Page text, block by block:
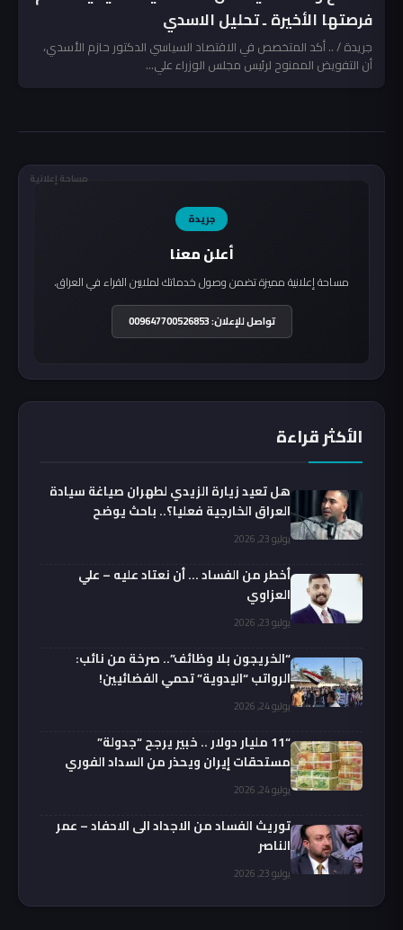
فرصتها الأخيرة ـ تحليل الاسدي
جريدة / .. أكد المتخصص في الاقتصاد السياسي الدكتور حازم الأسدي،
أن التفويض الممنوح لرئيس مجلس الوزراء علي...
مساحة إعلانية
جريدة
أعلن معنا
مساحة إعلانية مميزة تضمن وصول خدماتك لملايين القراء في العراق.
تواصل للإعلان: 009647700526853
الأكثر قراءة
هل تعيد زيارة الزيدي لطهران صياغة سيادة
العراق الخارجية فعليا؟.. باحث يوضح
يوليو 23, 2026
أخطر من الفساد … أن نعتاد عليه – علي
العزاوي
يوليو 23, 2026
“الخريجون بلا وظائف”.. صرخة من نائب:
الرواتب “اليدوية” تحمي الفضائيين!
يوليو 24, 2026
“11 مليار دولار .. خبير يرجح “جدولة”
مستحقات إيران ويحذر من السداد الفوري
يوليو 24, 2026
توريث الفساد من الاجداد الى الاحفاد – عمر
الناصر
يوليو 23, 2026